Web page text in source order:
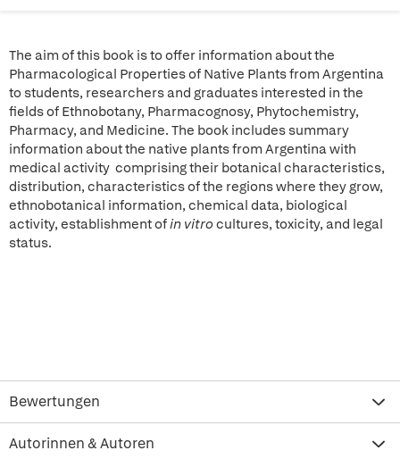
The aim of this book is to offer information about the
Pharmacological Properties of Native Plants from Argentina
to students, researchers and graduates interested in the
fields of Ethnobotany, Pharmacognosy, Phytochemistry,
Pharmacy, and Medicine. The book includes summary
information about the native plants from Argentina with
medical activity comprising their botanical characteristics,
distribution, characteristics of the regions where they grow,
ethnobotanical information, chemical data, biological
activity, establishment ofin vitro cultures, toxicity, and legal
status.
Bewertungen
Autorinnen & Autoren